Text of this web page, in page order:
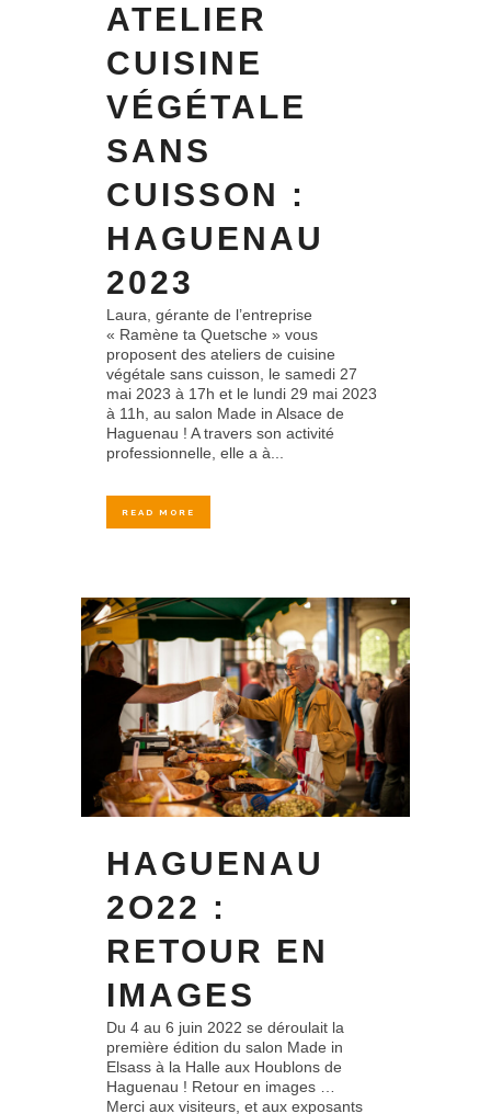
ATELIER
CUISINE
VÉGÉTALE
SANS
CUISSON :
HAGUENAU
2023
Laura, gérante de l’entreprise
« Ramène ta Quetsche » vous
proposent des ateliers de cuisine
végétale sans cuisson, le samedi 27
mai 2023 à 17h et le lundi 29 mai 2023
à 11h, au salon Made in Alsace de
Haguenau ! A travers son activité
professionnelle, elle a à...
READ MORE
HAGUENAU
2O22 :
RETOUR EN
IMAGES
Du 4 au 6 juin 2022 se déroulait la
première édition du salon Made in
Elsass à la Halle aux Houblons de
Haguenau ! Retour en images …
Merci aux visiteurs, et aux exposants